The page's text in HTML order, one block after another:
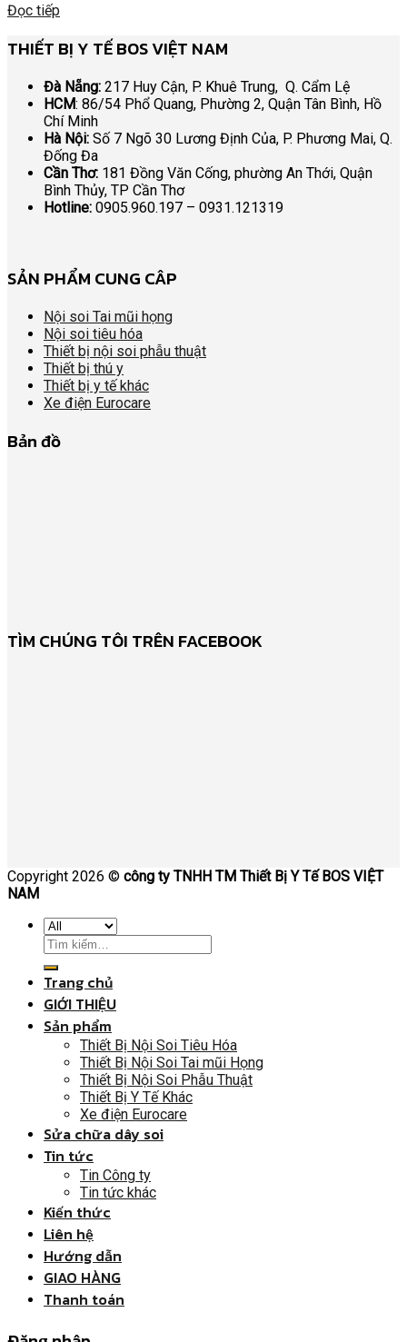
Đọc tiếp
THIẾT BỊ Y TẾ BOS VIỆT NAM
Đà Nẵng: 217 Huy Cận, P. Khuê Trung, Q. Cẩm Lệ
HCM: 86/54 Phổ Quang, Phường 2, Quận Tân Bình, Hồ
Chí Minh
Hà Nội: Số 7 Ngõ 30 Lương Định Của, P. Phương Mai, Q.
Đống Đa
Cần Thơ: 181 Đồng Văn Cống, phường An Thới, Quận
Bình Thủy, TP Cần Thơ
Hotline: 0905.960.197 – 0931.121319
SẢN PHẨM CUNG CÂP
Nội soi Tai mũi họng
Nội soi tiêu hóa
Thiết bị nội soi phẫu thuật
Thiết bị thú y
Thiết bị y tế khác
Xe điện Eurocare
Bản đồ
TÌM CHÚNG TÔI TRÊN FACEBOOK
Copyright 2026 © công ty TNHH TM Thiết Bị Y Tế BOS VIỆT
NAM
Trang chủ
GIỚI THIỆU
Sản phẩm
Thiết Bị Nội Soi Tiêu Hóa
Thiết Bị Nội Soi Tai mũi Họng
Thiết Bị Nội Soi Phẫu Thuật
Thiết Bị Y Tế Khác
Xe điện Eurocare
Sửa chữa dây soi
Tin tức
Tin Công ty
Tin tức khác
Kiến thức
Liên hệ
Hướng dẫn
GIAO HÀNG
Thanh toán